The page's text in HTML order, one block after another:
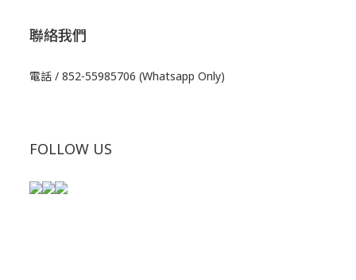
聯絡我們
電話 / 852-55985706 (Whatsapp Only)
FOLLOW US